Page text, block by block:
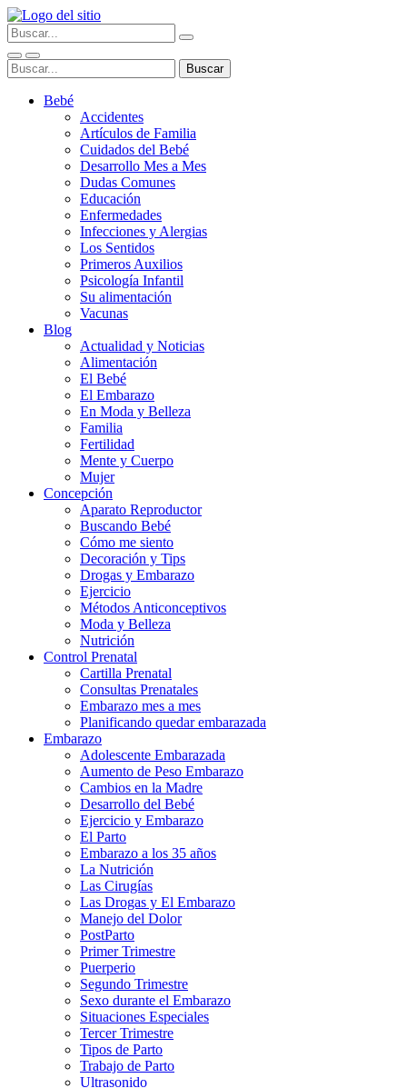
Bebé
Accidentes
Artículos de Familia
Cuidados del Bebé
Desarrollo Mes a Mes
Dudas Comunes
Educación
Enfermedades
Infecciones y Alergias
Los Sentidos
Primeros Auxilios
Psicología Infantil
Su alimentación
Vacunas
Blog
Actualidad y Noticias
Alimentación
El Bebé
El Embarazo
En Moda y Belleza
Familia
Fertilidad
Mente y Cuerpo
Mujer
Concepción
Aparato Reproductor
Buscando Bebé
Cómo me siento
Decoración y Tips
Drogas y Embarazo
Ejercicio
Métodos Anticonceptivos
Moda y Belleza
Nutrición
Control Prenatal
Cartilla Prenatal
Consultas Prenatales
Embarazo mes a mes
Planificando quedar embarazada
Embarazo
Adolescente Embarazada
Aumento de Peso Embarazo
Cambios en la Madre
Desarrollo del Bebé
Ejercicio y Embarazo
El Parto
Embarazo a los 35 años
La Nutrición
Las Cirugías
Las Drogas y El Embarazo
Manejo del Dolor
PostParto
Primer Trimestre
Puerperio
Segundo Trimestre
Sexo durante el Embarazo
Situaciones Especiales
Tercer Trimestre
Tipos de Parto
Trabajo de Parto
Ultrasonido